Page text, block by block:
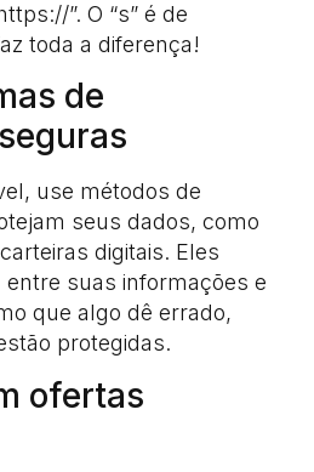
”. O “s” é de
toda a diferença!
de
use métodos de
seus dados, como
digitais. Eles
suas informações e
que algo dê errado,
protegidas.
ofertas